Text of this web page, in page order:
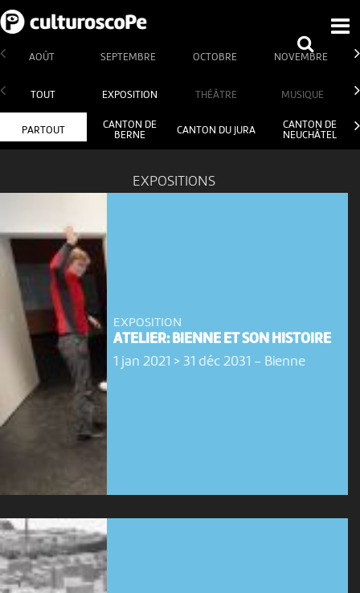
AOÛT SEPTEMBRE OCTOBRE NOVEMBRE
TOUT EXPOSITION THÉÂTRE MUSIQUE
PARTOUT
CANTON DE
BERNE
CANTON DU JURA
CANTON DE
NEUCHÂTEL
EXPOSITIONS
EXPOSITION
ATELIER: BIENNE ET SON HISTOIRE
1 jan 2021 > 31 déc 2031 - Bienne